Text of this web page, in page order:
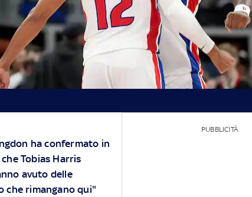
ha confermato in
Tobias Harris
avuto delle
che rimangano qui"
PUBBLICITÀ